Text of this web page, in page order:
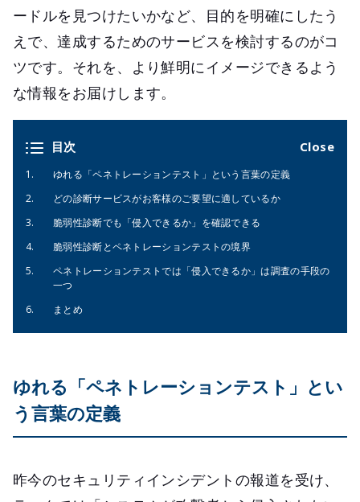
ードルを見つけたいかなど、目的を明確にしたう
えで、達成するためのサービスを検討するのがコ
ツです。それを、より鮮明にイメージできるよう
な情報をお届けします。
目次
ゆれる「ペネトレーションテスト」という言葉の定義
どの診断サービスがお客様のご要望に適しているか
脆弱性診断でも「侵入できるか」を確認できる
脆弱性診断とペネトレーションテストの境界
ペネトレーションテストでは「侵入できるか」は調査の手段の
一つ
まとめ
ゆれる「ペネトレーションテスト」とい
う言葉の定義
昨今のセキュリティインシデントの報道を受け、